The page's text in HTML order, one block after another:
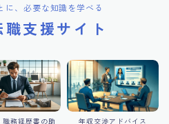
に、必要な知識を学べる
支援サイト
職務経歴書の助 年収交渉アドバイス